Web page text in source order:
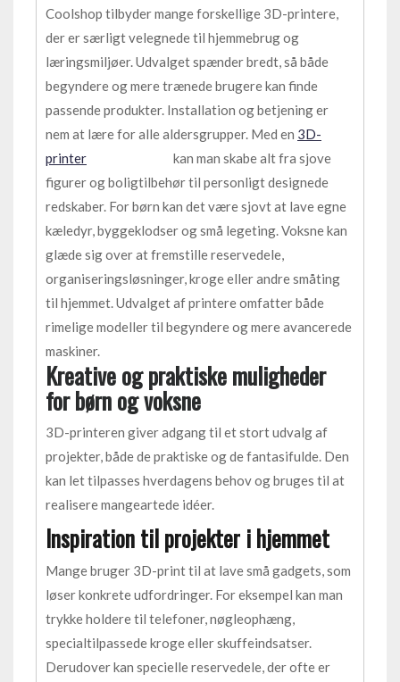
Coolshop tilbyder mange forskellige 3D-printere,
der er særligt velegnede til hjemmebrug og
læringsmiljøer. Udvalget spænder bredt, så både
begyndere og mere trænede brugere kan finde
passende produkter. Installation og betjening er
nem at lære for alle aldersgrupper. Med en 3D-
printer
kan man skabe alt fra sjove
figurer og boligtilbehør til personligt designede
redskaber. For børn kan det være sjovt at lave egne
kæledyr, byggeklodser og små legeting. Voksne kan
glæde sig over at fremstille reservedele,
organiseringsløsninger, kroge eller andre småting
til hjemmet. Udvalget af printere omfatter både
rimelige modeller til begyndere og mere avancerede
maskiner.
Kreative og praktiske muligheder
for børn og voksne
3D-printeren giver adgang til et stort udvalg af
projekter, både de praktiske og de fantasifulde. Den
kan let tilpasses hverdagens behov og bruges til at
realisere mangeartede idéer.
Inspiration til projekter i hjemmet
Mange bruger 3D-print til at lave små gadgets, som
løser konkrete udfordringer. For eksempel kan man
trykke holdere til telefoner, nøgleophæng,
specialtilpassede kroge eller skuffeindsatser.
Derudover kan specielle reservedele, der ofte er